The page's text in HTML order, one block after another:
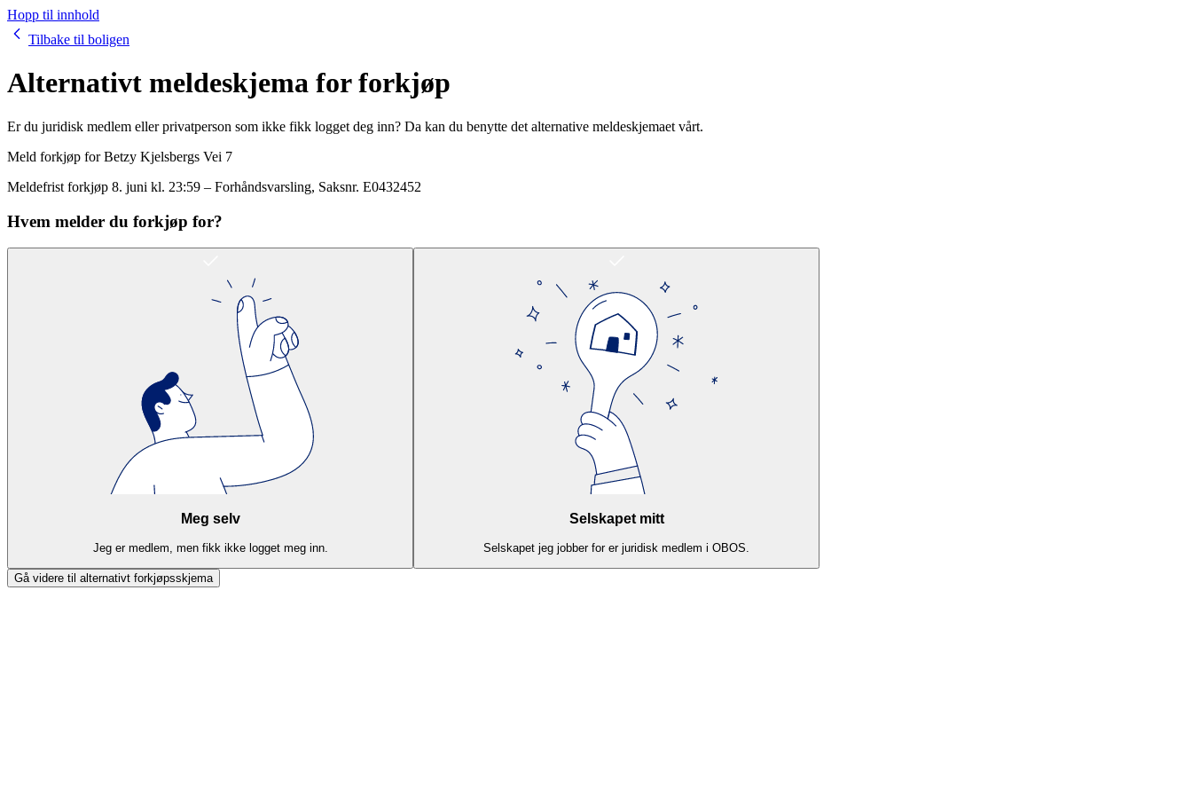
Hopp til innhold
Tilbake til boligen
Alternativt meldeskjema for forkjøp
Er du juridisk medlem eller privatperson som ikke fikk logget deg inn? Da kan du benytte det alternative meldeskjemaet vårt.
Meld forkjøp forBetzy Kjelsbergs Vei 7
Meldefrist forkjøp 8. juni kl. 23:59 – Forhåndsvarsling, Saksnr. E0432452
Hvem melder du forkjøp for?
Meg selv
Jeg er medlem, men fikk ikke logget meg inn.
Selskapet mitt
Selskapet jeg jobber for er juridisk medlem i OBOS.
Gå videre til alternativt forkjøpsskjema